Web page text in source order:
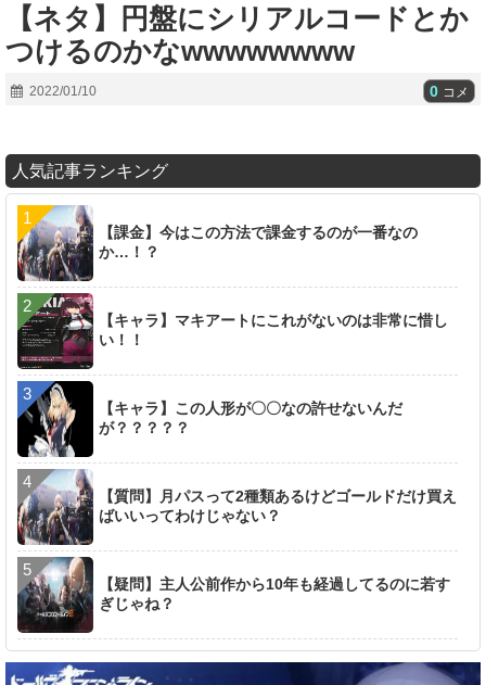
【ネタ】円盤にシリアルコードとか
つけるのかなwwwwwwww
2022/01/10 0 コメ
人気記事ランキング
【課金】今はこの方法で課金するのが一番なの
か…！？
【キャラ】マキアートにこれがないのは非常に惜し
い！！
【キャラ】この人形が〇〇なの許せないんだ
が？？？？？
【質問】月パスって2種類あるけどゴールドだけ買え
ばいいってわけじゃない？
【疑問】主人公前作から10年も経過してるのに若す
ぎじゃね？